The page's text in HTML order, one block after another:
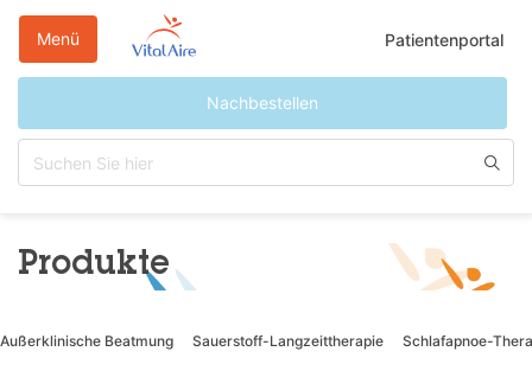
Patientenportal
Nachbestellen
Menü
Produkte
Außerklinische Beatmung Sauerstoff-Langzeittherapie Schlafapnoe-